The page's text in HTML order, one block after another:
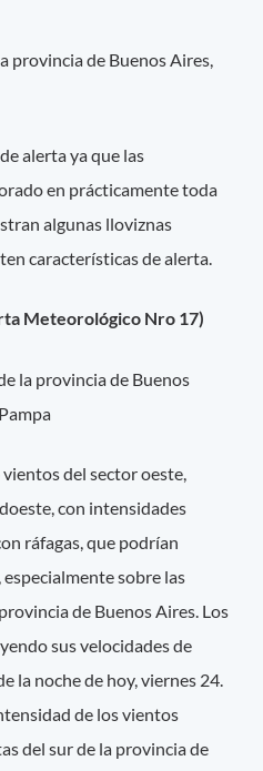
provincia de Buenos Aires,
alerta ya que las
en prácticamente toda
algunas lloviznas
características de alerta.
Meteorológico Nro 17)
la provincia de Buenos
del sector oeste,
con intensidades
ráfagas, que podrían
sobre las
de Buenos Aires. Los
sus velocidades de
la noche de hoy, viernes 24.
de los vientos
del sur de la provincia de